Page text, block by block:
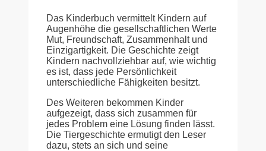
Das Kinderbuch vermittelt Kindern auf
Augenhöhe die gesellschaftlichen Werte
Mut, Freundschaft, Zusammenhalt und
Einzigartigkeit. Die Geschichte zeigt
Kindern nachvollziehbar auf, wie wichtig
es ist, dass jede Persönlichkeit
unterschiedliche Fähigkeiten besitzt.
Des Weiteren bekommen Kinder
aufgezeigt, dass sich zusammen für
jedes Problem eine Lösung finden lässt.
Die Tiergeschichte ermutigt den Leser
dazu, stets an sich und seine